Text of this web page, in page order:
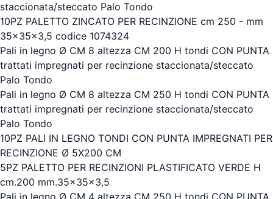
staccionata/steccato Palo Tondo
10PZ PALETTO ZINCATO PER RECINZIONE cm 250 - mm
35x35x3,5 codice 1074324
Pali in legno Ø CM 8 altezza CM 200 H tondi CON PUNTA
trattati impregnati per recinzione staccionata/steccato
Palo Tondo
Pali in legno Ø CM 8 altezza CM 250 H tondi CON PUNTA
trattati impregnati per recinzione staccionata/steccato
Palo Tondo
10PZ PALI IN LEGNO TONDI CON PUNTA IMPREGNATI PER
RECINZIONE Ø 5X200 CM
5PZ PALETTO PER RECINZIONI PLASTIFICATO VERDE H
cm.200 mm.35x35x3,5
Pali in legno Ø CM 4 altezza CM 250 H tondi CON PUNTA